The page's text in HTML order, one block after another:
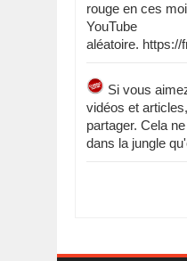
rouge en ces
YouTube
aléatoire. https://
Si vous
vidéos et
partager. Cela
dans la jungle